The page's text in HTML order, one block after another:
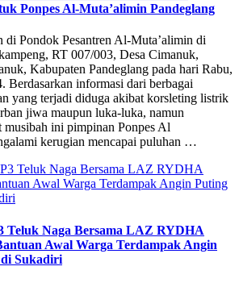
Ponpes Al-Muta’alimin Pandeglang
di Pondok Pesantren Al-Muta’alimin di
RT 007/003, Desa Cimanuk,
Kabupaten Pandeglang pada hari Rabu,
Berdasarkan informasi dari berbagai
yang terjadi diduga akibat korsleting listrik
jiwa maupun luka-luka, namun
musibah ini pimpinan Ponpes Al
kerugian mencapai puluhan …
Teluk Naga Bersama LAZ RYDHA
Awal Warga Terdampak Angin
Sukadiri